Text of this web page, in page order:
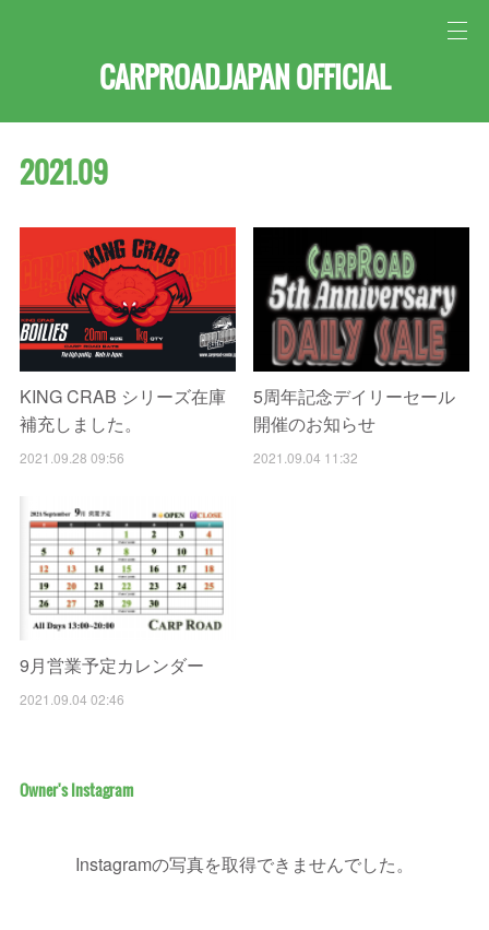
CARPROAD.JAPAN OFFICIAL
2021.09
KING CRAB シリーズ在庫
補充しました。
2021.09.28 09:56
5周年記念デイリーセール
開催のお知らせ
2021.09.04 11:32
9月営業予定カレンダー
2021.09.04 02:46
Owner's Instagram
Instagramの写真を取得できませんでした。